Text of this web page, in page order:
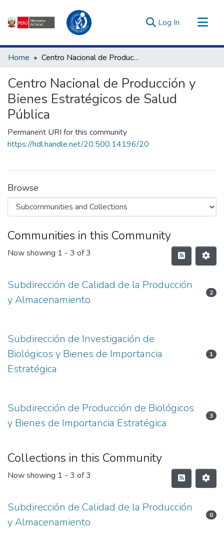
Log In (current)
Communities & Collections
Statistics
Estadísticas Externas
Enlaces de interés ▾
Home Centro Nacional de Producción y Bienes Estratégicos de Salud Pública
Centro Nacional de Producción y
Bienes Estratégicos de Salud
Pública
Permanent URI for this community
https://hdl.handle.net/20.500.14196/20
Browse
Communities in this Community
Now showing 1 - 3 of 3
Subdirección de Calidad de la Producción
y Almacenamiento
2
Subdirección de Investigación de
Biológicos y Bienes de Importancia
Estratégica
1
Subdirección de Producción de Biológicos
y Bienes de Importancia Estratégica
3
Collections in this Community
Now showing 1 - 3 of 3
Subdirección de Calidad de la Producción
y Almacenamiento
0